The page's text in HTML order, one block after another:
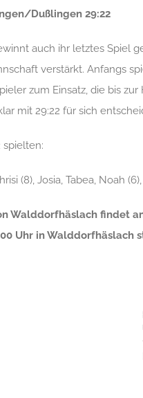
Dußlingen 29:22
auch ihr letztes Spiel
verstärkt. Anfangs
zum Einsatz, die bis
mit 29:22 für sich
spielten:
(8), Josia, Tabea, Noah
Walddorfhäslach findet
Uhr in